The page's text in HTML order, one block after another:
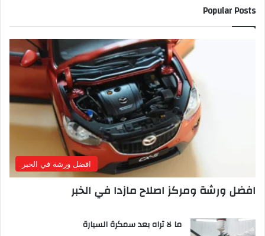
Popular Posts
افضل ورشة في الخبر
افضل ورشة ومركز اصلاح مازدا في الخبر
ما لا تراه بعد سمكرة السيارة